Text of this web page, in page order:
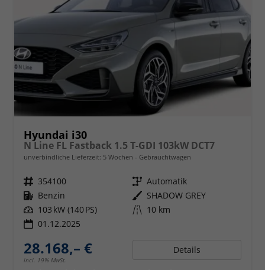
Hyundai i30
N Line FL Fastback 1.5 T-GDI 103kW DCT7
unverbindliche Lieferzeit: 5 Wochen Gebrauchtwagen
Fahrzeugnr. 354100 Getriebe Automatik
Kraftstoff Benzin Außenfarbe SHADOW GREY
Leistung 103 kW (140 PS) Kilometerstand 10 km
01.12.2025
28.168,– €
incl. 19% MwSt.
Details